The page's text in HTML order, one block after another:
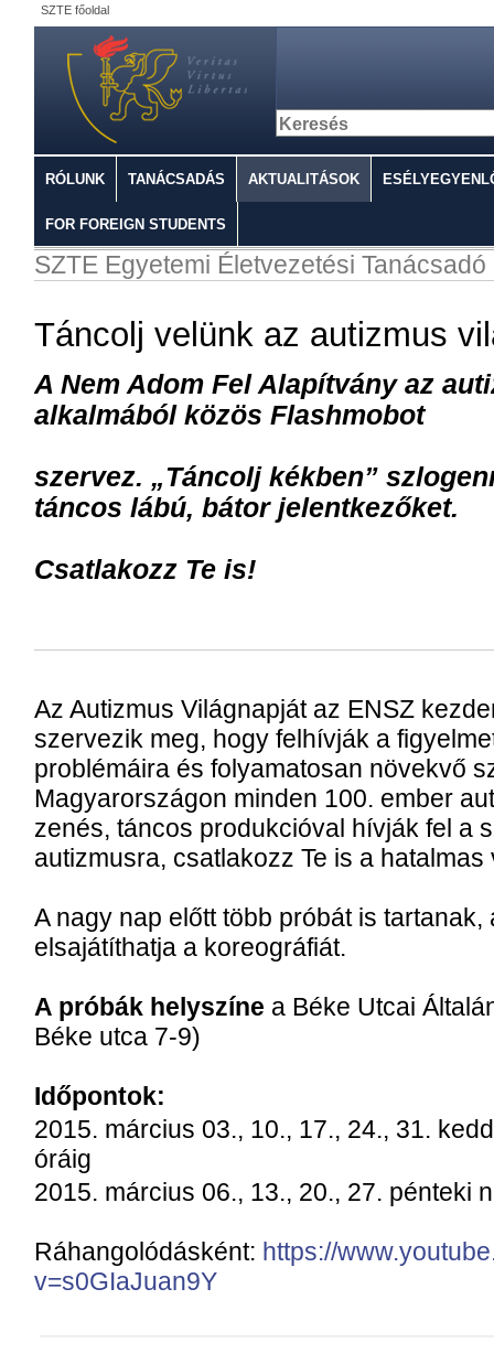
SZTE főoldal
RÓLUNK TANÁCSADÁS AKTUALITÁSOK
FOR FOREIGN STUDENTS
SZTE Egyetemi Életvezetési Tanácsadó
Táncolj velünk az autizmus
A Nem Adom Fel Alapítvány az
alkalmából közös Flashmobot
szervez. „Táncolj kékben”
táncos lábú, bátor jelentkezőket.
Csatlakozz Te is!
Az Autizmus Világnapját az ENSZ
szervezik meg, hogy felhívják a
problémáira és folyamatosan növekvő
Magyarországon minden 100. ember
zenés, táncos produkcióval hívják fel a
autizmusra, csatlakozz Te is a
A nagy nap előtt több próbát is tartanak,
elsajátíthatja a koreográfiát.
A próbák helyszíne a Béke Utcai
Béke utca 7-9)
Időpontok:
2015. március 03., 10., 17., 24., 31.
óráig
2015. március 06., 13., 20., 27. pénteki
Ráhangolódásként: https://
v=s0GIaJuan9Y